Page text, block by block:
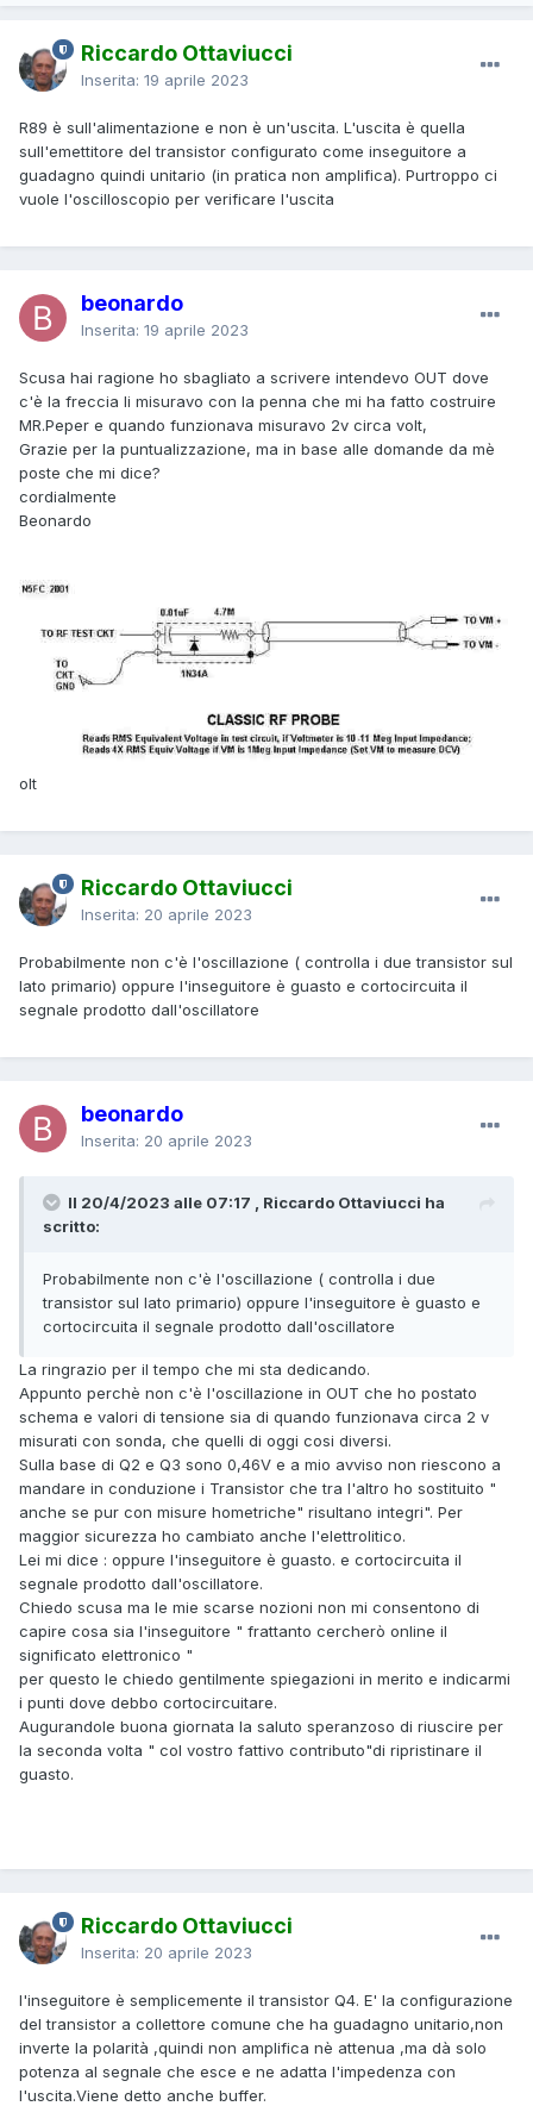
Riccardo Ottaviucci
Inserita: 19 aprile 2023
R89 è sull'alimentazione e non è un'uscita. L'uscita è quella
sull'emettitore del transistor configurato come inseguitore a
guadagno quindi unitario (in pratica non amplifica). Purtroppo ci
vuole l'oscilloscopio per verificare l'uscita
beonardo
Inserita: 19 aprile 2023
Scusa hai ragione ho sbagliato a scrivere intendevo OUT dove
c'è la freccia li misuravo con la penna che mi ha fatto costruire
MR.Peper e quando funzionava misuravo 2v circa volt,
Grazie per la puntualizzazione, ma in base alle domande da mè
poste che mi dice?
cordialmente
Beonardo
olt
Riccardo Ottaviucci
Inserita: 20 aprile 2023
Probabilmente non c'è l'oscillazione ( controlla i due transistor sul
lato primario) oppure l'inseguitore è guasto e cortocircuita il
segnale prodotto dall'oscillatore
beonardo
Inserita: 20 aprile 2023
Il 20/4/2023 alle 07:17 , Riccardo Ottaviucci ha
scritto:
Probabilmente non c'è l'oscillazione ( controlla i due
transistor sul lato primario) oppure l'inseguitore è guasto e
cortocircuita il segnale prodotto dall'oscillatore
La ringrazio per il tempo che mi sta dedicando.
Appunto perchè non c'è l'oscillazione in OUT che ho postato
schema e valori di tensione sia di quando funzionava circa 2 v
misurati con sonda, che quelli di oggi cosi diversi.
Sulla base di Q2 e Q3 sono 0,46V e a mio avviso non riescono a
mandare in conduzione i Transistor che tra l'altro ho sostituito "
anche se pur con misure hometriche" risultano integri". Per
maggior sicurezza ho cambiato anche l'elettrolitico.
Lei mi dice : oppure l'inseguitore è guasto. e cortocircuita il
segnale prodotto dall'oscillatore.
Chiedo scusa ma le mie scarse nozioni non mi consentono di
capire cosa sia l'inseguitore " frattanto cercherò online il
significato elettronico "
per questo le chiedo gentilmente spiegazioni in merito e indicarmi
i punti dove debbo cortocircuitare.
Augurandole buona giornata la saluto speranzoso di riuscire per
la seconda volta " col vostro fattivo contributo"di ripristinare il
guasto.
Riccardo Ottaviucci
Inserita: 20 aprile 2023
l'inseguitore è semplicemente il transistor Q4. E' la configurazione
del transistor a collettore comune che ha guadagno unitario,non
inverte la polarità ,quindi non amplifica nè attenua ,ma dà solo
potenza al segnale che esce e ne adatta l'impedenza con
l'uscita.Viene detto anche buffer.